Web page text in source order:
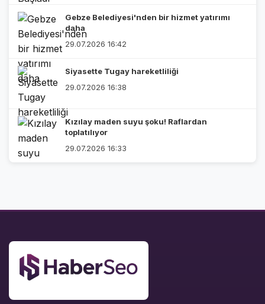
Gebze Belediyesi'nden bir hizmet yatırımı
daha
29.07.2026 16:42
Siyasette Tugay hareketliliği
29.07.2026 16:38
Kızılay maden suyu şoku! Raflardan
toplatılıyor
29.07.2026 16:33